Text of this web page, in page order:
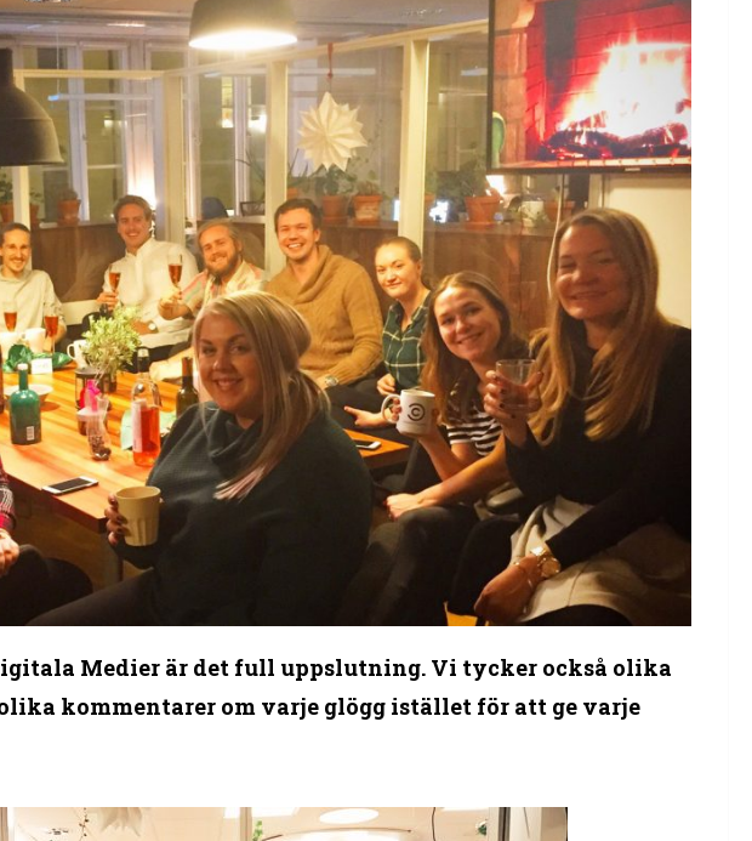
Medier är det full uppslutning. Vi tycker också olika
kommentarer om varje glögg istället för att ge varje